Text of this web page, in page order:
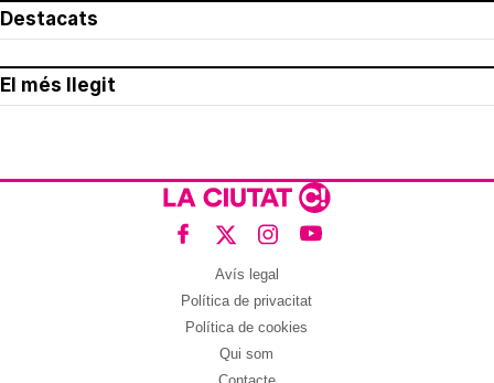
Destacats
El més llegit
Avís legal
Política de privacitat
Política de cookies
Qui som